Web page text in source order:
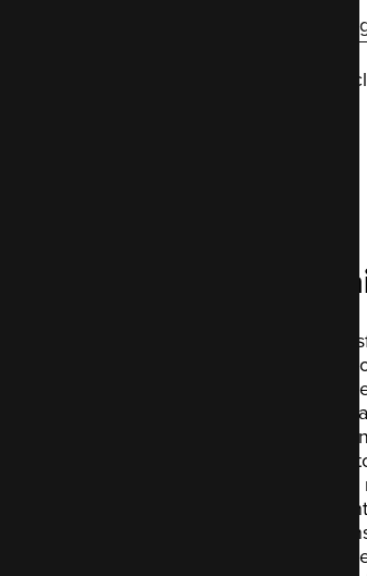
En savoir plus sur
LocalGov Drupal, le site
Website
At Code Enigma, we
opportunity to enhance
disruptive technical
complete, step-by-step
Whether you are
multiple sites, or moving
utilise flexible
transfers to custom API
requirements. Clients
painful migration